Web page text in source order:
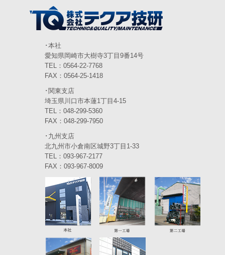
(6)
2024年2月(4)
(6)
2023年12月(3)
2023年10月(3)
2023年9月(4)
(3)
2023年7月(5)
(5)
(5)
(2)
･本社
愛知県岡崎市大樹寺3丁目9番14号
TEL：0564-22-7768
FAX：0564-25-1418
･関東支店
埼玉県川口市本蓮1丁目4-15
TEL：048-299-5360
FAX：048-299-7950
･九州支店
北九州市小倉南区城野3丁目1-33
TEL：093-967-2177
FAX：093-967-8009